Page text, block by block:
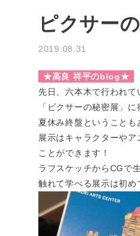
ピクサー
2019.08.31
★高良 祥平のblog★
先日、六本木で行われて
「ピクサーの秘密展」
夏休み終盤ということ
展示はキャラクターや
ことができます！
ラフスケッチからCGで
触れて学べる展示は初